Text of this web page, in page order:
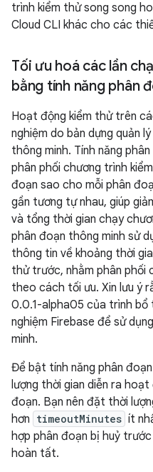
trình kiểm thử song song
Cloud CLI khác cho các
Tối ưu hoá các lần
bằng tính năng phân
Hoạt động kiểm thử trên
nghiệm do bản dựng quản
thông minh. Tính năng
phân phối chương trình
đoạn sao cho mỗi phân
gần tương tự nhau, giúp
và tổng thời gian chạy
phân đoạn thông minh sử
thông tin về khoảng thời
thử trước, nhằm phân phối
theo cách tối ưu. Xin lưu ý
0.0.1-alpha05 của trình
nghiệm Firebase để sử
minh.
Để bật tính năng phân
lượng thời gian diễn ra
đoạn. Bạn nên đặt thời
hơn timeoutMinutes ít
hợp phân đoạn bị huỷ
hoàn tất.